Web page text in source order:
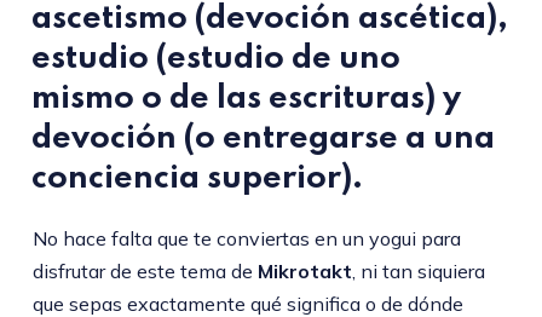
ascetismo (devoción ascética),
estudio (estudio de uno
mismo o de las escrituras) y
devoción (o entregarse a una
conciencia superior).
No hace falta que te conviertas en un yogui para
disfrutar de este tema de Mikrotakt , ni tan siquiera
que sepas exactamente qué significa o de dónde